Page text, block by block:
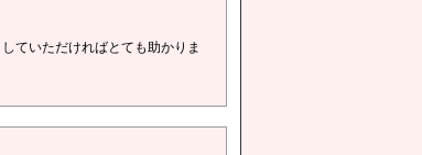
ていただければとても助かりま